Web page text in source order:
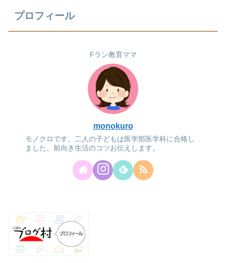
プロフィール
Fラン教育ママ
monokuro
モノクロです。二人の子どもは医学部医学科に合格し
ました。前向き生活のコツお伝えします。